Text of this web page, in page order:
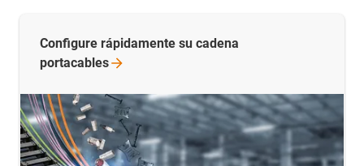
Configure rápidamente su cadena
portacables